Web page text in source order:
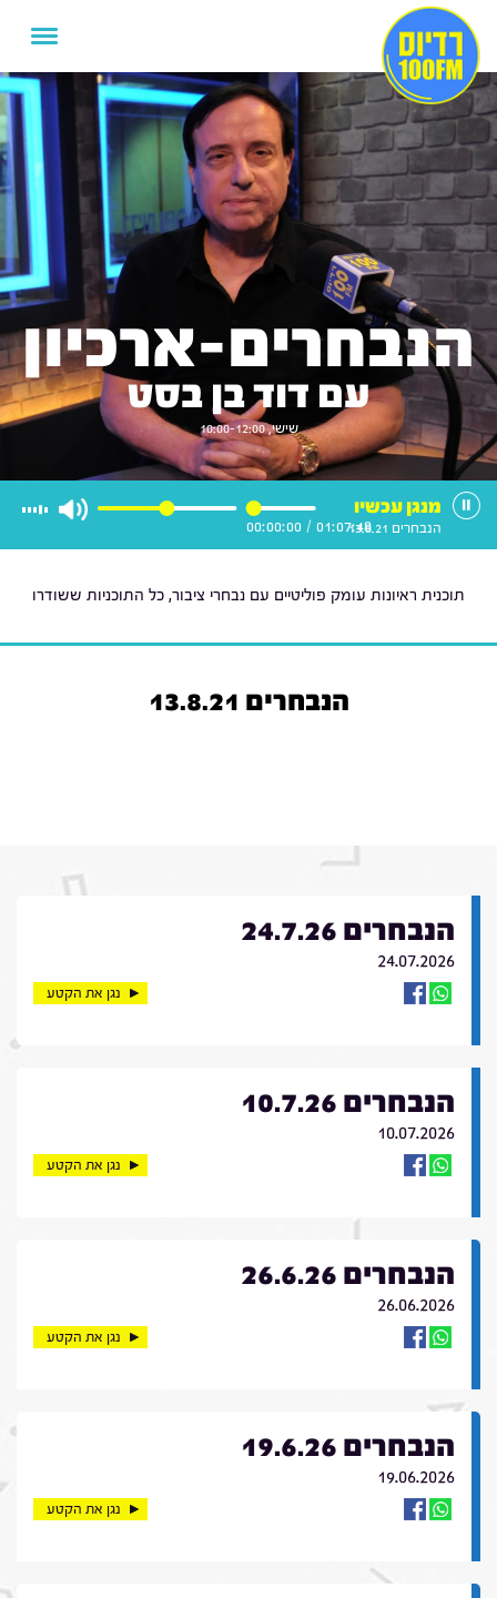
הנבחרים-ארכיון
עם דוד בן בסט
שישי, 10:00-12:00
01:07:48
/
00:00:00
מנגן עכשיו
הנבחרים 13.8.21
תוכנית ראיונות עומק פוליטיים עם נבחרי ציבור, כל התוכניות ששודרו
הנבחרים 13.8.21
הנבחרים 24.7.26
24.07.2026
נגן את הקטע
הנבחרים 10.7.26
10.07.2026
נגן את הקטע
הנבחרים 26.6.26
26.06.2026
נגן את הקטע
הנבחרים 19.6.26
19.06.2026
נגן את הקטע